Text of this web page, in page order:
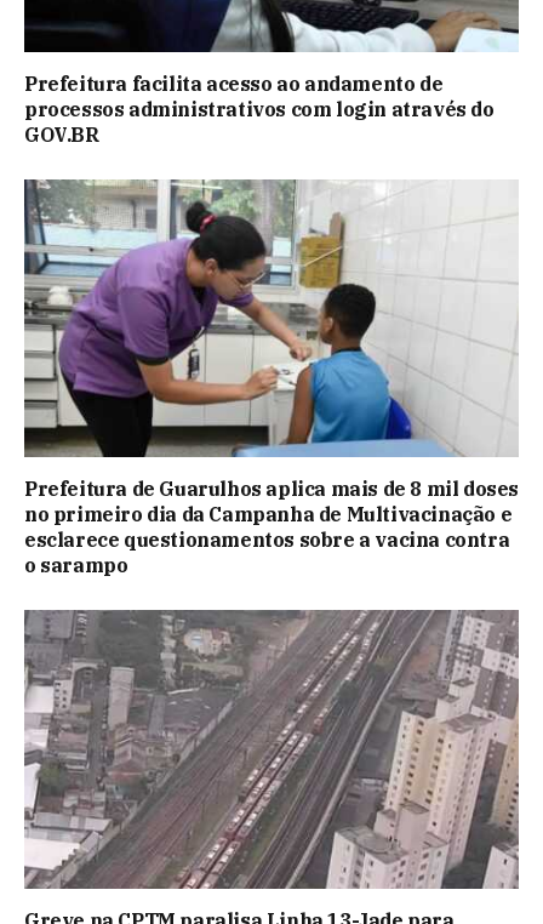
Prefeitura facilita acesso ao andamento de
processos administrativos com login através do
GOV.BR
Prefeitura de Guarulhos aplica mais de 8 mil doses
no primeiro dia da Campanha de Multivacinação e
esclarece questionamentos sobre a vacina contra
o sarampo